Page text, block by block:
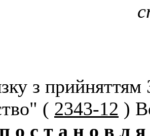
з прийняттям
( 2343-12 )
п о с т а н о в л я